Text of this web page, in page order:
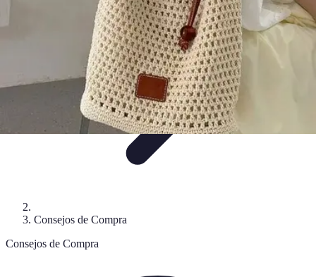
Consejos de Compra
Consejos de Compra